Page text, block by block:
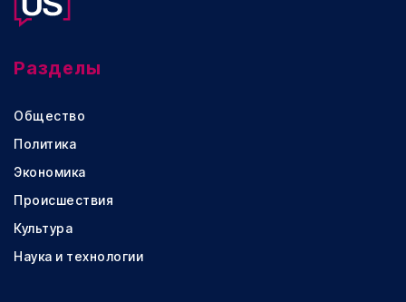
Разделы
Общество
Политика
Экономика
Происшествия
Культура
Наука и технологии